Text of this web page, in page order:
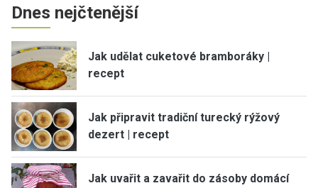
Dnes nejčtenější
Jak udělat cuketové bramboráky |
recept
Jak připravit tradiční turecký rýžový
dezert | recept
Jak uvařit a zavařit do zásoby domácí